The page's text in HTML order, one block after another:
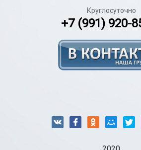
Круглосуточно
+7 (991) 920-